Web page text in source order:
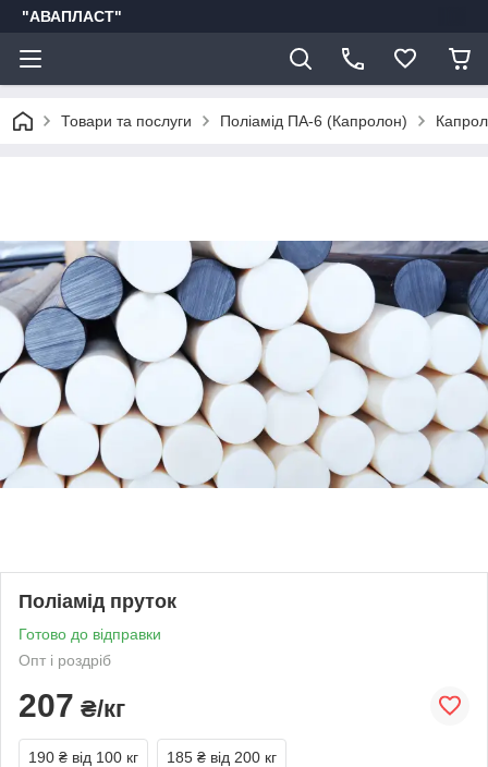
"АВАПЛАСТ"
Товари та послуги Поліамід ПА-6 (Капролон)
Поліамід пруток
Готово до відправки
Опт і роздріб
207 ₴/кг
190 ₴ від 100 кг 185 ₴ від 200 кг